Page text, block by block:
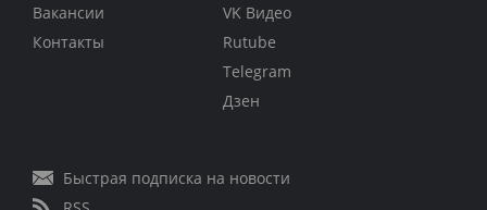
Вакансии
Контакты
VK Видео
Rutube
Telegram
Дзен
Быстрая подписка на новости